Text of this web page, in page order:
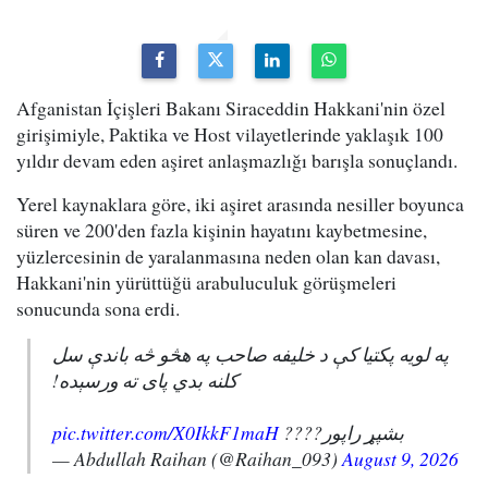
Afganistan İçişleri Bakanı Siraceddin Hakkani'nin özel
girişimiyle, Paktika ve Host vilayetlerinde yaklaşık 100
yıldır devam eden aşiret anlaşmazlığı barışla sonuçlandı.
Yerel kaynaklara göre, iki aşiret arasında nesiller boyunca
süren ve 200'den fazla kişinin hayatını kaybetmesine,
yüzlercesinin de yaralanmasına neden olan kan davası,
Hakkani'nin yürüttüğü arabuluculuk görüşmeleri
sonucunda sona erdi.
په لویه پکتیا کې د خلیفه صاحب په هڅو څه باندې سل
کلنه بدي پای ته ورسېده!
بشپړ راپور????pic.twitter.com/X0IkkF1maH
— Abdullah Raihan (@Raihan_093)August 9, 2026